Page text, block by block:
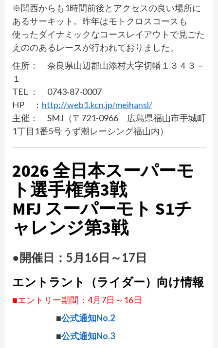
※関西からも1時間前後とアクセスの良い場所に
あるサーキット。昨年はモトクロスコースも
使ったダイナミックなコースレイアウトで見ごた
えののあるレースが行われておりました。
住所： 奈良県山辺郡山添村大字切幡１３４３－
１
TEL ： 0743-87-0007
HP ： http://web1.kcn.jp/meihansl/
主催： SMJ（〒721-0966 広島県福山市手城町
1丁目1番5号 うず潮レーシング福山内）
2026 全日本スーパーモ
ト選手権第3戦
MFJ スーパーモト S1チ
ャレンジ第3戦
●開催日：5月16日～17日
エントラント（ライダー）向け情報
■エントリー期間：4月7日～16日
■公式通知No.2
■公式通知No.3